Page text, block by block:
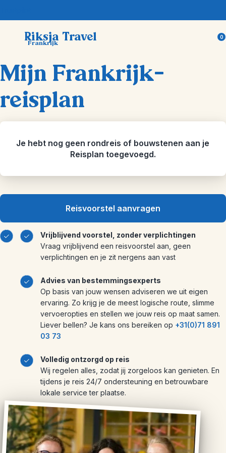
Riksja Travel
Frankrijk
0
Mijn Frankrijk-
reisplan
Je hebt nog geen rondreis of bouwstenen aan je
Reisplan toegevoegd.
Reisvoorstel aanvragen
Vrijblijvend voorstel, zonder verplichtingen
Vraag vrijblijvend een reisvoorstel aan, geen
verplichtingen en je zit nergens aan vast
Advies van bestemmingsexperts
Op basis van jouw wensen adviseren we uit eigen
ervaring. Zo krijg je de meest logische route, slimme
vervoeropties en stellen we jouw reis op maat samen.
Liever bellen? Je kans ons bereiken op +31(0)71 891
03 73
Volledig ontzorgd op reis
Wij regelen alles, zodat jij zorgeloos kan genieten. En
tijdens je reis 24/7 ondersteuning en betrouwbare
lokale service ter plaatse.